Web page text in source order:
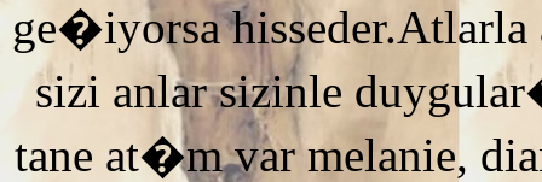
ge�iyorsa
sizi anlar sizinle
tane at�m var melanie,